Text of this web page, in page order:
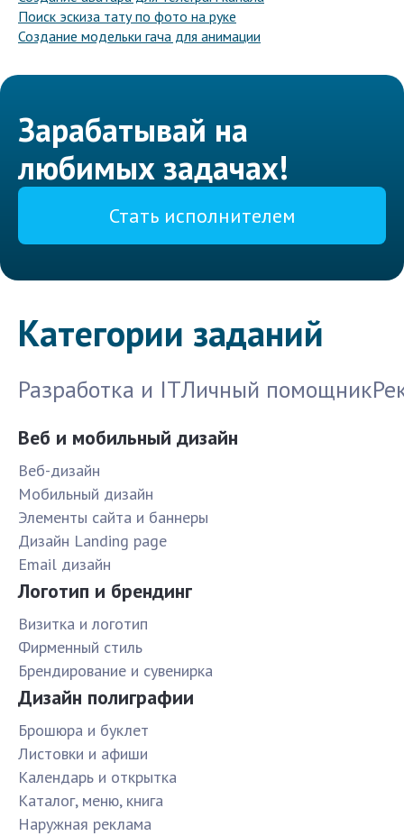
Поиск эскиза тату по фото на руке
Создание модельки гача для анимации
Зарабатывай на
любимых задачах!
Стать исполнителем
Категории заданий
Разработка и ITЛичный помощник
Веб и мобильный дизайн
Веб-дизайн
Мобильный дизайн
Элементы сайта и баннеры
Дизайн Landing page
Email дизайн
Логотип и брендинг
Визитка и логотип
Фирменный стиль
Брендирование и сувенирка
Дизайн полиграфии
Брошюра и буклет
Листовки и афиши
Календарь и открытка
Каталог, меню, книга
Наружная реклама